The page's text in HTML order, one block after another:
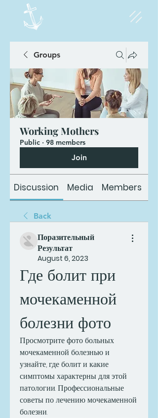
Groups
Working Mothers
Public · 98 members
Join
Discussion Media Members
Back
Поразительный
Результат
August 6, 2023
Где болит при
мочекаменной
болезни фото
Просмотрите фото больных
мочекаменной болезнью и
узнайте, где болит и какие
симптомы характерны для этой
патологии. Профессиональные
советы по лечению мочекаменной
болезни.